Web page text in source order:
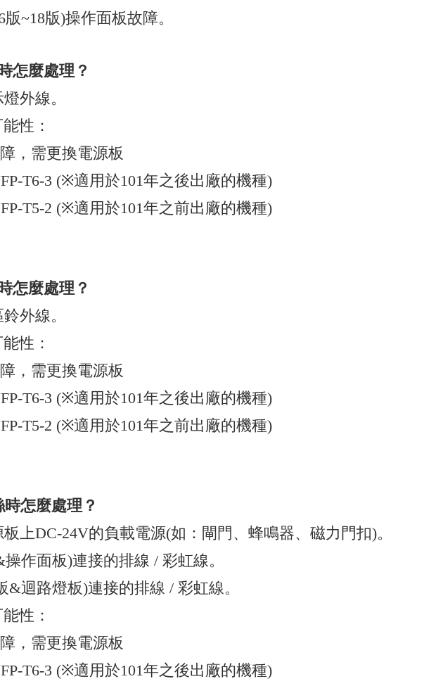
~18版)操作面板故障。
怎麼處理？
外線。
性：
，需更換電源板
3 (※適用於101年之後出廠的機種)
2 (※適用於101年之前出廠的機種)
怎麼處理？
外線。
性：
，需更換電源板
3 (※適用於101年之後出廠的機種)
2 (※適用於101年之前出廠的機種)
怎麼處理？
上DC-24V的負載電源(如：閘門、蜂鳴器、磁力門扣)。
作面板)連接的排線 / 彩虹線。
迴路燈板)連接的排線 / 彩虹線。
性：
，需更換電源板
3 (※適用於101年之後出廠的機種)